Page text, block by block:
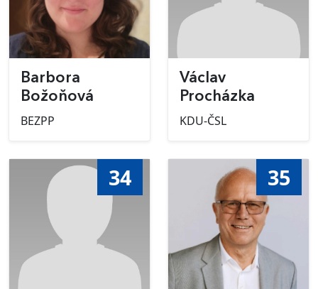
Barbora
Božoňová
BEZPP
Václav
Procházka
KDU-ČSL
34 35